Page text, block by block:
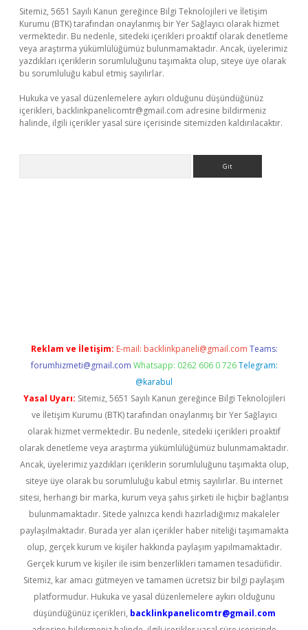
Sitemiz, 5651 Sayılı Kanun gereğince Bilgi Teknolojileri ve İletişim
Kurumu (BTK) tarafından onaylanmış bir Yer Sağlayıcı olarak hizmet
vermektedir. Bu nedenle, sitedeki içerikleri proaktif olarak denetleme
veya araştırma yükümlülüğümüz bulunmamaktadır. Ancak, üyelerimiz
yazdıkları içeriklerin sorumluluğunu taşımakta olup, siteye üye olarak
bu sorumluluğu kabul etmiş sayılırlar.
Hukuka ve yasal düzenlemelere aykırı olduğunu düşündüğünüz
içerikleri, backlinkpanelicomtr@gmail.com adresine bildirmeniz
halinde, ilgili içerikler yasal süre içerisinde sitemizden kaldırılacaktır.
Reklam ve İletişim: E-mail: backlinkpaneli@gmail.com Teams:
forumhizmeti@gmail.com Whatsapp: 0262 606 0 726 Telegram:
@karabul
Yasal Uyarı: Sitemiz, 5651 Sayılı Kanun gereğince Bilgi Teknolojileri
ve İletişim Kurumu (BTK) tarafından onaylanmış bir Yer Sağlayıcı
olarak hizmet vermektedir. Bu nedenle, sitedeki içerikleri proaktif
olarak denetleme veya araştırma yükümlülüğümüz bulunmamaktadır.
Ancak, üyelerimiz yazdıkları içeriklerin sorumluluğunu taşımakta olup,
siteye üye olarak bu sorumluluğu kabul etmiş sayılırlar. Bu internet
sitesi, herhangi bir marka, kurum veya şahıs şirketi ile hiçbir bağlantısı
bulunmamaktadır. Sitede yalnızca kendi hazırladığımız makaleler
paylaşılmaktadır. Burada yer alan içerikler haber niteliği taşımamakta
olup, gerçek kurum ve kişiler hakkında paylaşım yapılmamaktadır.
Gerçek kurum ve kişiler ile isim benzerlikleri tamamen tesadüfidir.
Sitemiz, kar amacı gütmeyen ve tamamen ücretsiz bir bilgi paylaşım
platformudur. Hukuka ve yasal düzenlemelere aykırı olduğunu
düşündüğünüz içerikleri, backlinkpanelicomtr@gmail.com